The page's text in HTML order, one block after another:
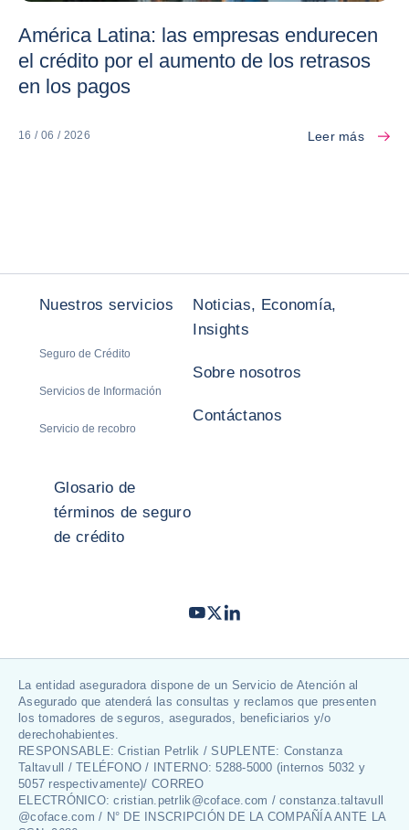
América Latina: las empresas endurecen
el crédito por el aumento de los retrasos
en los pagos
16 / 06 / 2026 Leer más
Nuestros servicios
Seguro de Crédito
Servicios de Información
Servicio de recobro
Noticias, Economía,
Insights
Sobre nosotros
Contáctanos
Glosario de
términos de seguro
de crédito
Youtube
TwitterLinkedIn
La entidad aseguradora dispone de un Servicio de Atención al
Asegurado que atenderá las consultas y reclamos que presenten
los tomadores de seguros, asegurados, beneficiarios y/o
derechohabientes.
RESPONSABLE: Cristian Petrlik / SUPLENTE: Constanza
Taltavull / TELÉFONO / INTERNO: 5288-5000 (internos 5032 y
5057 respectivamente)/ CORREO
ELECTRÓNICO: cristian.petrlik@coface.com / constanza.taltavull
@coface.com / N° DE INSCRIPCIÓN DE LA COMPAÑÍA ANTE LA